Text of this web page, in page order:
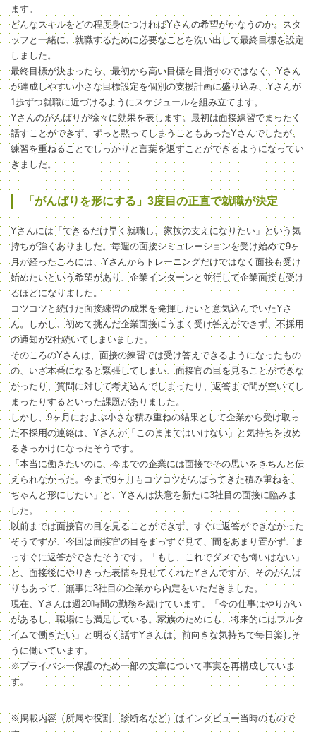
ます。
どんなスキルをどの程度身につければYさんの希望がかなうのか。スタ
ッフと一緒に、就職するために必要なことを洗い出して最終目標を設定
しました。
最終目標が決まったら、最初から高い目標を目指すのではなく、Yさん
が達成しやすい小さな目標設定を個別の支援計画に盛り込み、Yさんが
1歩ずつ就職に近づけるようにスケジュールを組み立てます。
Yさんのがんばりが徐々に効果を表します。最初は面接練習でまったく
話すことができず、ずっと黙ってしまうこともあったYさんでしたが、
練習を重ねることでしっかりと言葉を返すことができるようになってい
きました。
「がんばりを形にする」3度目の正直で就職が決定
Yさんには「できるだけ早く就職し、家族の支えになりたい」という気
持ちが強くありました。毎週の面接シミュレーションを受け始めて9ヶ
月が経ったころには、Yさんからトレーニングだけではなく面接も受け
始めたいという希望があり、企業インターンと並行して企業面接も受け
るほどになりました。
コツコツと続けた面接練習の成果を発揮したいと意気込んでいたYさ
ん。しかし、初めて挑んだ企業面接にうまく受け答えができず、不採用
の通知が2社続いてしまいました。
そのころのYさんは、面接の練習では受け答えできるようになったもの
の、いざ本番になると緊張してしまい、面接官の目を見ることができな
かったり、質問に対して考え込んでしまったり、返答まで間が空いてし
まったりするといった課題がありました。
しかし、9ヶ月におよぶ小さな積み重ねの結果として企業から受け取っ
た不採用の連絡は、Yさんが「このままではいけない」と気持ちを改め
るきっかけになったそうです。
「本当に働きたいのに、今までの企業には面接でその思いをきちんと伝
えられなかった。今まで9ヶ月もコツコツがんばってきた積み重ねを、
ちゃんと形にしたい」と、Yさんは決意を新たに3社目の面接に臨みま
した。
以前までは面接官の目を見ることができず、すぐに返答ができなかった
そうですが、今回は面接官の目をまっすぐ見て、間をあまり置かず、ま
っすぐに返答ができたそうです。「もし、これでダメでも悔いはない」
と、面接後にやりきった表情を見せてくれたYさんですが、そのがんば
りもあって、無事に3社目の企業から内定をいただきました。
現在、Yさんは週20時間の勤務を続けています。「今の仕事はやりがい
があるし、職場にも満足している。家族のためにも、将来的にはフルタ
イムで働きたい」と明るく話すYさんは、前向きな気持ちで毎日楽しそ
うに働いています。
※プライバシー保護のため一部の文章について事実を再構成していま
す。
※掲載内容（所属や役割、診断名など）はインタビュー当時のもので